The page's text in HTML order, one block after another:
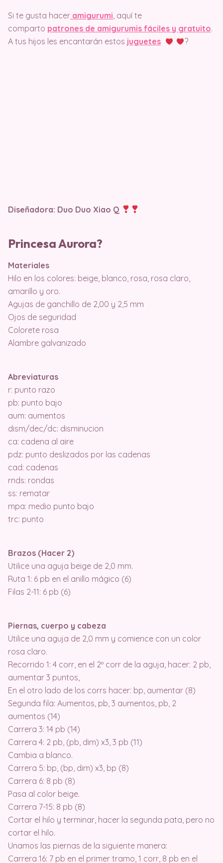
Si te gusta hacer amigurumi , aquí te
comparto patrones de amigurumis fáciles y gratuito.
A tus hijos les encantarán estos juguetes ?
Diseñadora: Duo Duo Xiao Q
Princesa Aurora?
Materiales
Hilo en los colores: beige, blanco, rosa, rosa claro,
amarillo y oro.
Agujas de ganchillo de 2,00 y 2,5 mm
Ojos de seguridad
Colorete rosa
Alambre galvanizado
Abreviaturas
r: punto razo
pb: punto bajo
aum: aumentos
dism/dec/dc: disminucion
ca: cadena al aire
pdz: punto deslizados por las cadenas
cad: cadenas
rnds: rondas
ss: rematar
mpa: medio punto bajo
trc: punto
Brazos (Hacer 2)
Utilice una aguja beige de 2,0 mm.
Ruta 1: 6 pb en el anillo mágico (6)
Filas 2-11: 6 pb (6)
Piernas, cuerpo y cabeza
Utilice una aguja de 2,0 mm y comience con un color
rosa claro.
Recorrido 1: 4 corr, en el 2º corr de la aguja, hacer: 2 pb,
aumentar 3 puntos,
En el otro lado de los corrs hacer: bp, aumentar (8)
Segunda fila: Aumentos, pb, 3 aumentos, pb, 2
aumentos (14)
Carrera 3: 14 pb (14)
Carrera 4: 2 pb, (pb, dim) x3, 3 pb (11)
Cambia a blanco.
Carrera 5: bp, (bp, dim) x3, bp (8)
Carrera 6: 8 pb (8)
Pasa al color beige.
Carrera 7-15: 8 pb (8)
Cortar el hilo y terminar, hacer la segunda pata, pero no
cortar el hilo.
Unamos las piernas de la siguiente manera:
Carrera 16: 7 pb en el primer tramo, 1 corr, 8 pb en el